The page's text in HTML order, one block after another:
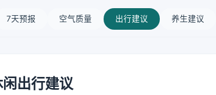
7天预报 空气质量 出行建议 养生建议
出行建议